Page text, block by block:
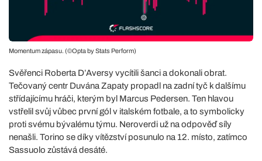
Momentum zápasu. (©Opta by Stats Perform)
Svěřenci Roberta D’Aversy vycítili šanci a dokonali obrat.
Tečovaný centr Duvána Zapaty propadl na zadní tyč k dalšímu
střídajícímu hráči, kterým byl Marcus Pedersen. Ten hlavou
vstřelil svůj vůbec první gól v italském fotbale, a to symbolicky
proti svému bývalému týmu. Neroverdi už na odpověď síly
nenašli. Torino se díky vítězství posunulo na 12. místo, zatímco
Sassuolo zůstává desáté.